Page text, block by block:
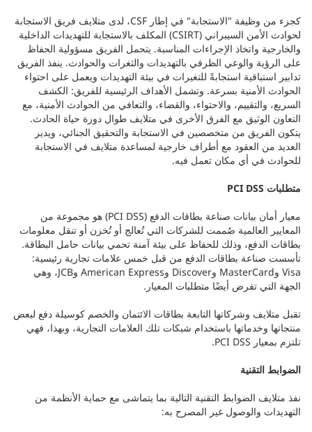
كجزء من وظيفة "الاستجابة" في إطار CSF، لدى متلايف فريق الاستجابة
لحوادث الأمن السيبراني (CSIRT) المكلف بالاستجابة للتهديدات الداخلية
والخارجية واتخاذ الإجراءات المناسبة. يتحمل الفريق مسؤولية الحفاظ
على الرؤية والوعي الظرفي بالتهديدات والثغرات والحوادث. ينفذ الفريق
تدابير استباقية استجابةً للتغيرات في بيئة التهديدات ويعمل على احتواء
الحوادث الأمنية بسرعة. وتشمل الأهداف الرئيسية للفريق: الكشف
السريع، والتقييم، والاحتواء، والقضاء، والتعافي من الحوادث الأمنية، مع
التعاون الوثيق مع الفرق الأخرى في متلايف طوال دورة حياة الحادث.
يتكون الفريق من متخصصين في الاستجابة والتحقيق الجنائي، ويدير
العديد من العقود مع أطراف خارجية لمساعدة متلايف في الاستجابة
للحوادث في أي مكان تعمل فيه.
متطلبات PCI DSS
معيار أمان بيانات صناعة بطاقات الدفع (PCI DSS) هو مجموعة من
المعايير العالمية صُممت للشركات التي تُعالج أو تُخزن أو تنقل معلومات
بطاقات الدفع، وذلك للحفاظ على بيئة آمنة تحمي بيانات حامل البطاقة.
تأسست صناعة بطاقات الدفع من قبل خمس علامات تجارية رئيسية:
Visa وMasterCard وDiscover وAmerican Express وJCB، وهي
الجهة التي تفرض أيضًا متطلبات المعيار.
تقبل متلايف وشركاتها التابعة بطاقات الائتمان والخصم كوسيلة دفع لبعض
منتجاتها وخدماتها باستخدام شبكات تلك العلامات التجارية، وبهذا، فهي
تلتزم بمعيار PCI DSS.
الضوابط التقنية
نفذ متلايف الضوابط التقنية التالية بما يتماشى مع حماية الأنظمة من
التهديدات والوصول غير المصرح به: